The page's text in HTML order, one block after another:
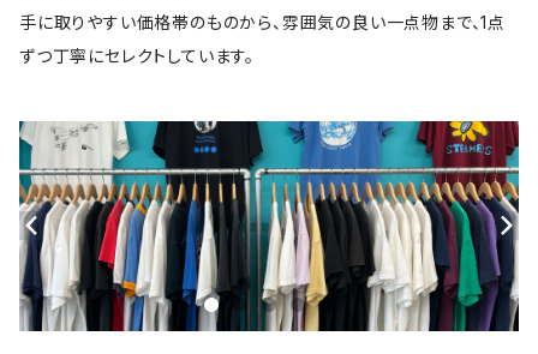
手に取りやすい価格帯のものから、雰囲気の良い一点物まで、1点
ずつ丁寧にセレクトしています。